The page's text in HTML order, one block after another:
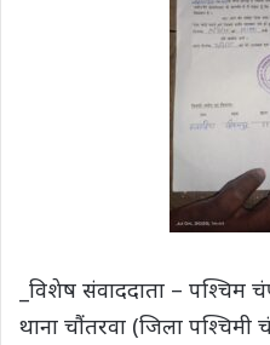
_विशेष संवाददाता – पश्चिम
थाना चौंतरवा (जिला पश्चिमी